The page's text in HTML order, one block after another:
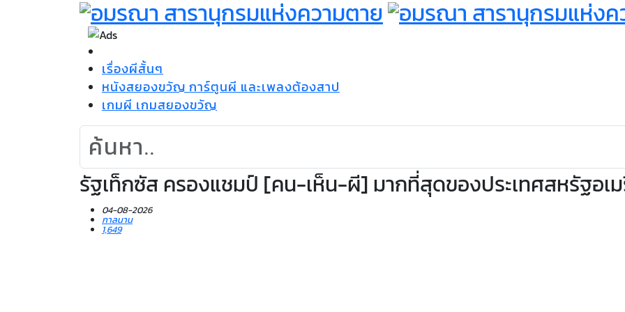
เรื่องผีสั้นๆ
หนังสยองขวัญ การ์ตูนผี และเพลงต้องสาป
เกมผี เกมสยองขวัญ
รัฐเท็กซัส ครองแชมป์ [คน-เห็น-ผี] มากที่สุดของประเทศสหรัฐอเ
04-08-2026
กาลนาน
1,649